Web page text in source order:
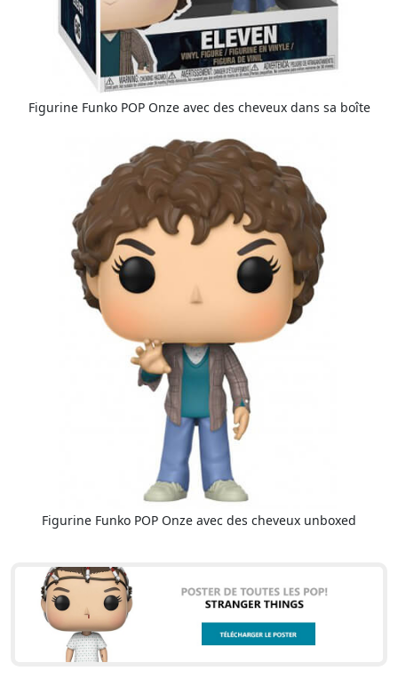
Figurine Funko POP Onze avec des cheveux dans sa boîte
Figurine Funko POP Onze avec des cheveux unboxed